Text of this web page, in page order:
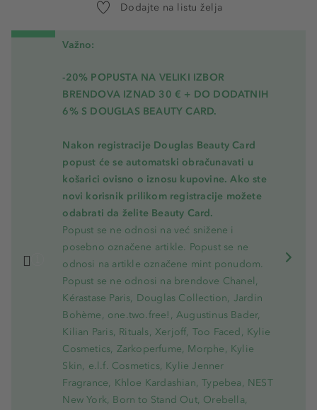
Dodajte na listu želja
Važno:
-20% POPUSTA NA VELIKI IZBOR
BRENDOVA IZNAD 30 € + DO DODATNIH
6% S DOUGLAS BEAUTY CARD.
Nakon registracije Douglas Beauty Card
popust će se automatski obračunavati u
košarici ovisno o iznosu kupovine. Ako ste
novi korisnik prilikom registracije možete
odabrati da želite Beauty Card.
Popust se ne odnosi na već snižene i
posebno označene artikle. Popust se ne
odnosi na artikle označene mint ponudom.
Popust se ne odnosi na brendove Chanel,
Kérastase Paris, Douglas Collection, Jardin
Bohème, one.two.free!, Augustinus Bader,
Kilian Paris, Rituals, Xerjoff, Too Faced, Kylie
Cosmetics, Zarkoperfume, Morphe, Kylie
Skin, e.l.f. Cosmetics, Kylie Jenner
Fragrance, Khloe Kardashian, Typebea, NEST
New York, Born to Stand Out, Orebella,